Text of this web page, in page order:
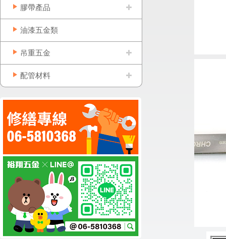
膠帶產品
油漆五金類
吊重五金
配管材料